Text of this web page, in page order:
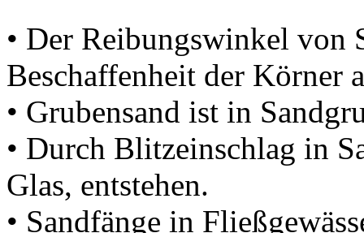
• Der Reibungswinkel von
Beschaffenheit der Körner
• Grubensand ist in
• Durch Blitzeinschlag in
Glas, entstehen.
• Sandfänge in